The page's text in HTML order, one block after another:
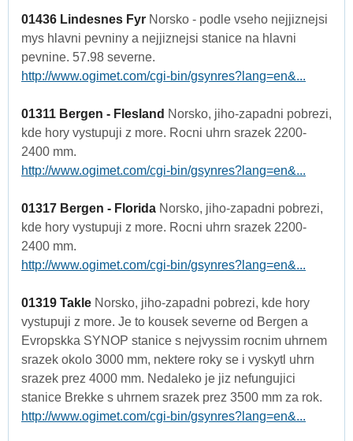
01436 Lindesnes Fyr Norsko - podle vseho nejjiznejsi
mys hlavni pevniny a nejjiznejsi stanice na hlavni
pevnine. 57.98 severne.
http://www.ogimet.com/cgi-bin/gsynres?lang=en&...
01311 Bergen - Flesland Norsko, jiho-zapadni pobrezi,
kde hory vystupuji z more. Rocni uhrn srazek 2200-
2400 mm.
http://www.ogimet.com/cgi-bin/gsynres?lang=en&...
01317 Bergen - Florida Norsko, jiho-zapadni pobrezi,
kde hory vystupuji z more. Rocni uhrn srazek 2200-
2400 mm.
http://www.ogimet.com/cgi-bin/gsynres?lang=en&...
01319 Takle Norsko, jiho-zapadni pobrezi, kde hory
vystupuji z more. Je to kousek severne od Bergen a
Evropskka SYNOP stanice s nejvyssim rocnim uhrnem
srazek okolo 3000 mm, nektere roky se i vyskytl uhrn
srazek prez 4000 mm. Nedaleko je jiz nefungujici
stanice Brekke s uhrnem srazek prez 3500 mm za rok.
http://www.ogimet.com/cgi-bin/gsynres?lang=en&...